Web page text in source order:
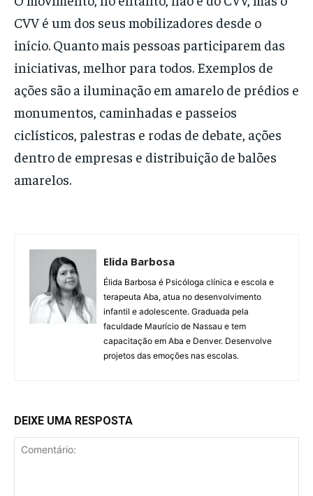
CVV é um dos seus mobilizadores desde o
início. Quanto mais pessoas participarem das
iniciativas, melhor para todos. Exemplos de
ações são a iluminação em amarelo de prédios e
monumentos, caminhadas e passeios
ciclísticos, palestras e rodas de debate, ações
dentro de empresas e distribuição de balões
amarelos.
Elida Barbosa
Élida Barbosa é Psicóloga clínica e escola e
terapeuta Aba, atua no desenvolvimento
infantil e adolescente. Graduada pela
faculdade Maurício de Nassau e tem
capacitação em Aba e Denver. Desenvolve
projetos das emoções nas escolas.
DEIXE UMA RESPOSTA